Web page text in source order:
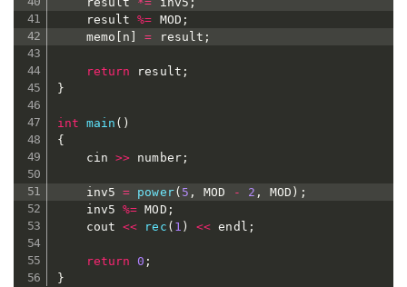
	result
%= MOD ;
	memo
n = result ;
return result ;
}
int main ( )
{
	cin
>> number;
	inv5
= power( 5 , MOD - 2 , MOD ) ;
	inv5
%= MOD ;
	cout
<< rec ( 1 ) << endl ;
return 0 ;
}